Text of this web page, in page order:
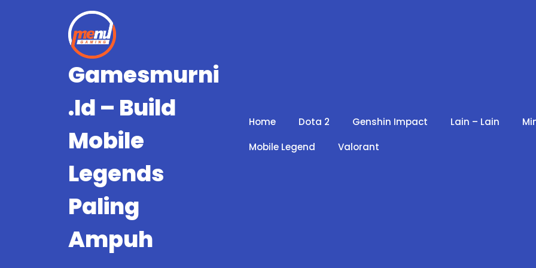
Gamesmurni
.id – Build
Mobile
Legends
Paling
Ampuh
Home Dota 2 Genshin Impact Lain – Lain
Mobile Legend
Valorant